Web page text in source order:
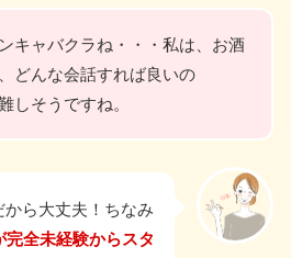
キャバクラね・・・私は、お酒
どんな会話すれば良いの
しそうですね。
から大丈夫！ちなみ
完全未経験からスタ